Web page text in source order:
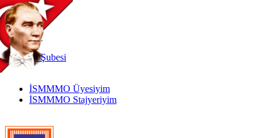
TR
|
EN
İnternetŞubesi
İSMMMO Üyesiyim
İSMMMO Stajyeriyim